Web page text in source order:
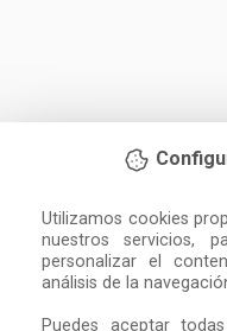
Utilizamos cookies
nuestros servicios,
personalizar el
análisis de la
Puedes aceptar